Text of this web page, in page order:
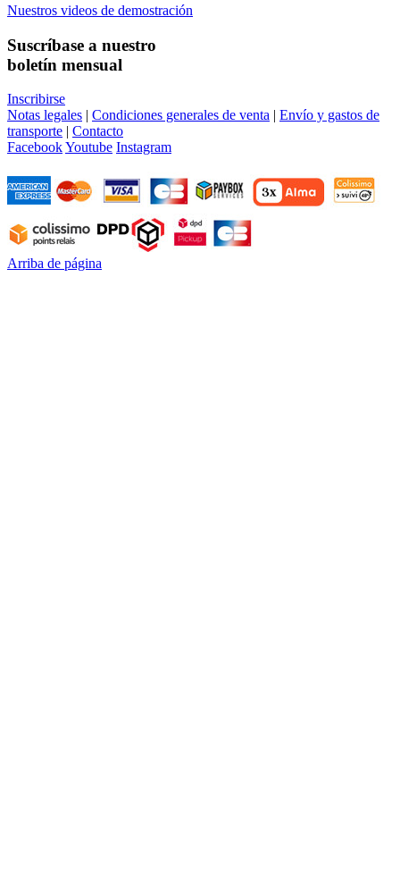
Nuestros videos de demostración
Suscríbase a nuestro
boletín mensual
Inscribirse
Notas legales | Condiciones generales de venta | Envío y gastos de
transporte | Contacto
FacebookYoutube Instagram
Arriba de página